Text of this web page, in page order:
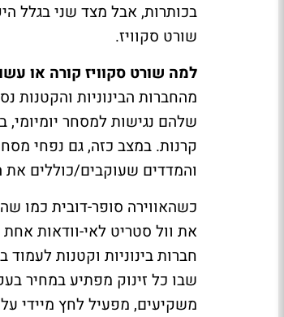
בכותרות, אבל מצד שני בגלל
שורט סקוויז.
למה שורט סקוויז קורה או
שלהם נגישות למסחר יומיומי,
קרנות. במצב כזה, גם נפחי
והמדדים שעוקבים/כוללים
כשהאווירה סופר-דובית כמו
את וול סטריט לאי-וודאות
חברות בינוניות וקטנות
שבו כל זינוק מפתיע במחיר
משקיעים, מפעיל לחץ מיידי